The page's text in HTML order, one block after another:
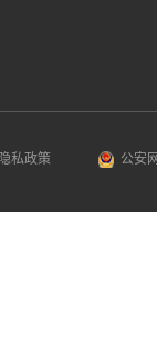
隐私政策 公安